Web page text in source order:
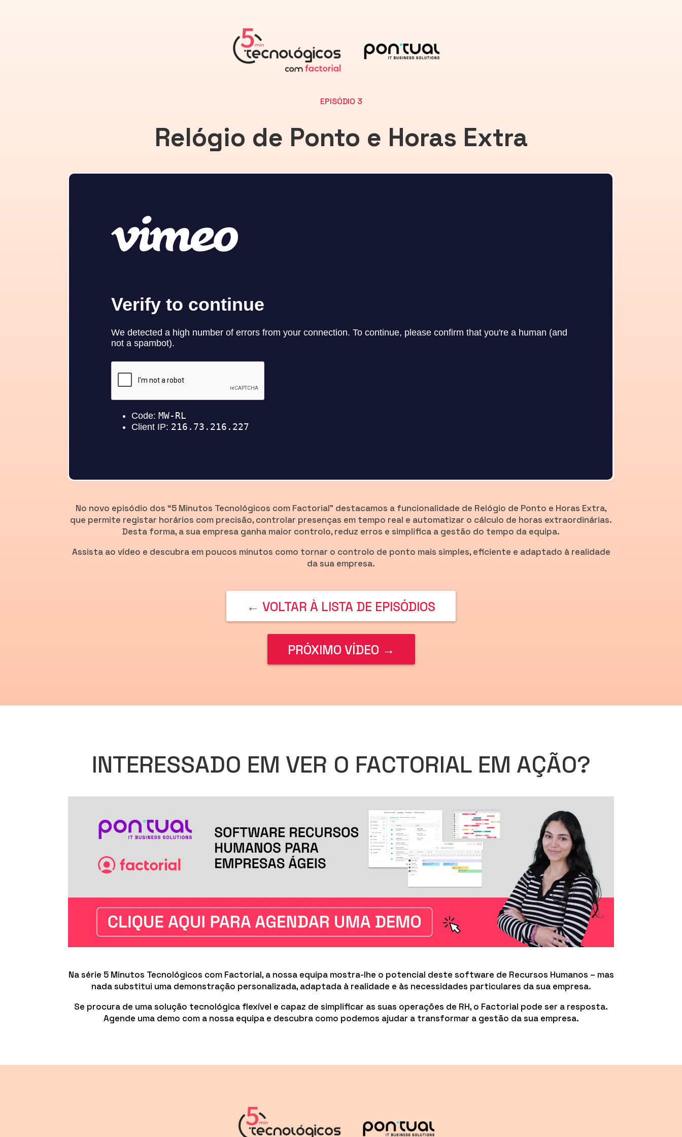
EPISÓDIO 3
Relógio de Ponto e Horas Extra
No novo episódio dos “5 Minutos Tecnológicos com Factorial” destacamos a funcionalidade de Relógio de Ponto e Horas Extra,
que permite registar horários com precisão, controlar presenças em tempo real e automatizar o cálculo de horas extraordinárias.
Desta forma, a sua empresa ganha maior controlo, reduz erros e simplifica a gestão do tempo da equipa.
Assista ao vídeo e descubra em poucos minutos como tornar o controlo de ponto mais simples, eficiente e adaptado à realidade
da sua empresa.
← VOLTAR À LISTA DE EPISÓDIOS
PRÓXIMO VÍDEO →
INTERESSADO EM VER O FACTORIAL EM AÇÃO?
Na série 5 Minutos Tecnológicos com Factorial, a nossa equipa mostra-lhe o potencial deste software de Recursos Humanos – mas
nada substitui uma demonstração personalizada, adaptada à realidade e às necessidades particulares da sua empresa.
Se procura de uma solução tecnológica flexível e capaz de simplificar as suas operações de RH, o Factorial pode ser a resposta.
Agende uma demo com a nossa equipa e descubra como podemos ajudar a transformar a gestão da sua empresa.